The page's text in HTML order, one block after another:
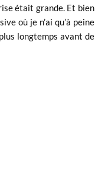
était grande. Et bien
où je n’ai qu’à peine
longtemps avant de